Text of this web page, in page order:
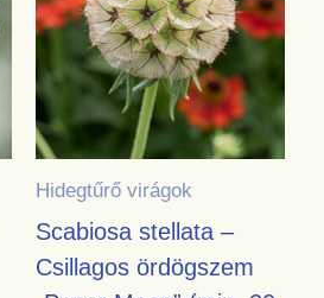
Hidegtűrő virágok
Scabiosa stellata –
Csillagos ördögszem